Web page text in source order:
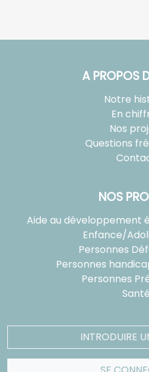
A PROPOS
Notre
En
Nos
Questions
NOS
Aide au développement
Enfance/
Personnes
Personnes
Personnes
Santé
INTRODUIRE